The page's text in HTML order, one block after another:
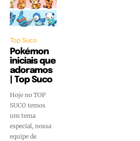
Top Suco
Pokémon
iniciais que
adoramos
| Top Suco
Hoje no TOP
SUCO temos
um tema
especial, nossa
equipe de